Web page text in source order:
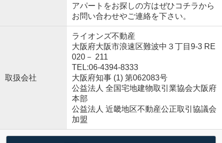
アパートをお探しの方はぜひコチラから
お問い合わせやご連絡を下さい。
取扱会社
ライオンズ不動産
大阪府大阪市浪速区難波中３丁目9-3 RE
020－ 211
TEL:06-4394-8333
大阪府知事 (1) 第062083号
公益法人 全国宅地建物取引業協会大阪府
本部
公益法人 近畿地区不動産公正取引協議会
加盟